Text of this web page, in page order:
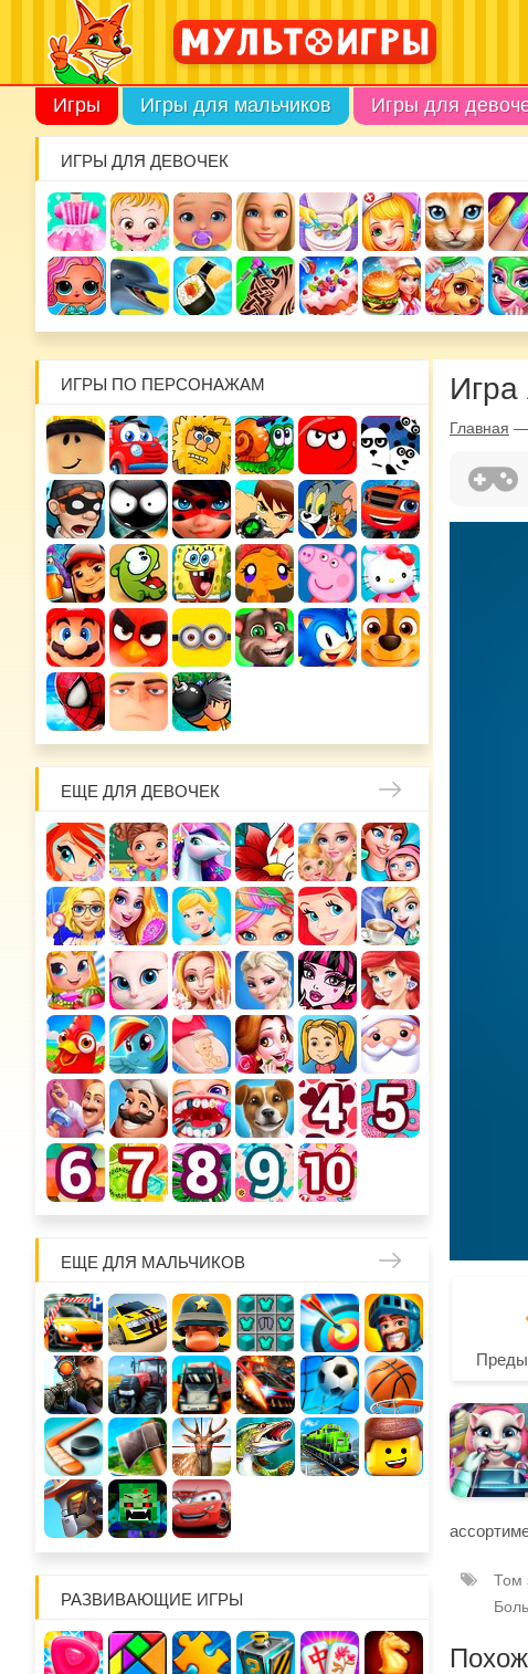
Игры Игры для мальчиков Игры для
ИГРЫ ДЛЯ ДЕВОЧЕК
ИГРЫ ПО ПЕРСОНАЖАМ
ЕЩЕ ДЛЯ ДЕВОЧЕК
ЕЩЕ ДЛЯ МАЛЬЧИКОВ
РАЗВИВАЮЩИЕ ИГРЫ
Игра
Главная —
Том